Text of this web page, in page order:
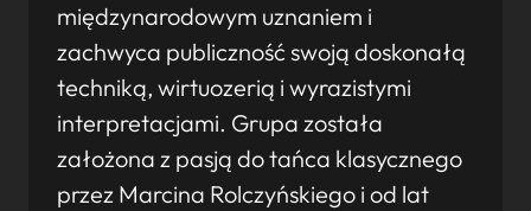
międzynarodowym uznaniem i
zachwyca publiczność swoją doskonałą
techniką, wirtuozerią i wyrazistymi
interpretacjami. Grupa została
założona z pasją do tańca klasycznego
przez Marcina Rolczyńskiego i od lat